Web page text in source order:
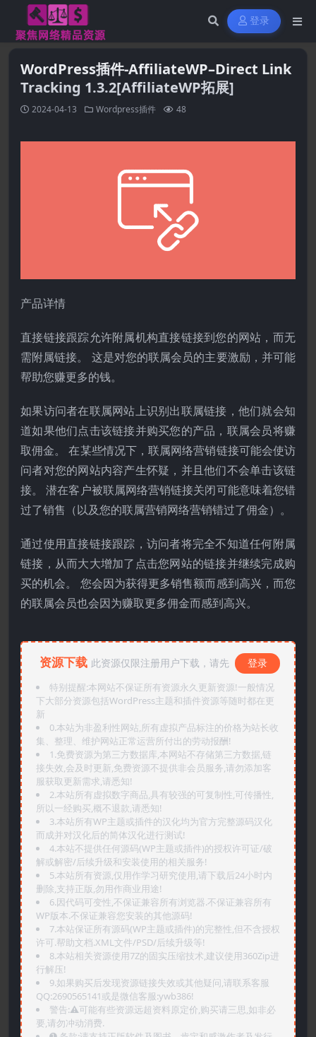
登录
WordPress插件-AffiliateWP–Direct Link
Tracking 1.3.2[AffiliateWP拓展]
2024-04-13 Wordpress插件 48
产品详情
直接链接跟踪允许附属机构直接链接到您的网站，而无
需附属链接。 这是对您的联属会员的主要激励，并可能
帮助您赚更多的钱。
如果访问者在联属网站上识别出联属链接，他们就会知
道如果他们点击该链接并购买您的产品，联属会员将赚
取佣金。 在某些情况下，联属网络营销链接可能会使访
问者对您的网站内容产生怀疑，并且他们不会单击该链
接。 潜在客户被联属网络营销链接关闭可能意味着您错
过了销售（以及您的联属营销网络营销错过了佣金）。
通过使用直接链接跟踪，访问者将完全不知道任何附属
链接，从而大大增加了点击您网站的链接并继续完成购
买的机会。 您会因为获得更多销售额而感到高兴，而您
的联属会员也会因为赚取更多佣金而感到高兴。
资源下载 此资源仅限注册用户下载，请先 登录
特别提醒:本网站不保证所有资源永久更新资源!一般情况
下大部分资源包括WordPress主题和插件资源等随时都在更
新
0.本站为非盈利性网站,所有虚拟产品标注的价格为站长收
集、整理、维护网站正常运营所付出的劳动报酬!
1.免费资源为第三方数据库,本网站不存储第三方数据,链
接失效,会及时更新,免费资源不提供非会员服务,请勿添加客
服获取更新需求,请悉知!
2.本站所有虚拟数字商品,具有较强的可复制性,可传播性,
所以一经购买,概不退款,请悉知!
3.本站所有WP主题或插件的汉化均为官方完整源码汉化
而成并对汉化后的简体汉化进行测试!
4.本站不提供任何源码(WP主题或插件)的授权许可证/破
解或解密/后续升级和安装使用的相关服务!
5.本站所有资源,仅用作学习研究使用,请下载后24小时内
删除,支持正版,勿用作商业用途!
6.因代码可变性,不保证兼容所有浏览器.不保证兼容所有
WP版本.不保证兼容您安装的其他源码!
7.本站保证所有源码(WP主题或插件)的完整性,但不含授权
许可.帮助文档.XML文件/PSD/后续升级等!
8.本站相关资源使用7Z的固实压缩技术,建议使用360Zip进
行解压!
9.如果购买后发现资源链接失效或其他疑问,请联系客服
QQ:2690565141或是微信客服:ywb386!
警告:⚠️可能有些资源远超资料原定价,购买请三思,如非必
要,请勿冲动消费.